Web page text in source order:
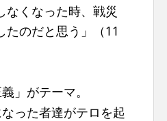
なくなった時、戦災
たのだと思う」（11
」がテーマ。
った者達がテロを起